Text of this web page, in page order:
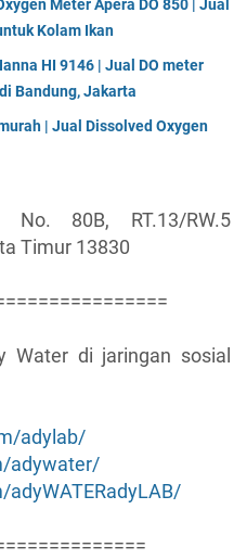
Meter Apera DO 850 | Jual
Kolam Ikan
HI 9146 | Jual DO meter
Bandung, Jakarta
| Jual Dissolved Oxygen
80B, RT.13/RW.5
Timur 13830
Water di jaringan sosial
adylab/
adywater/